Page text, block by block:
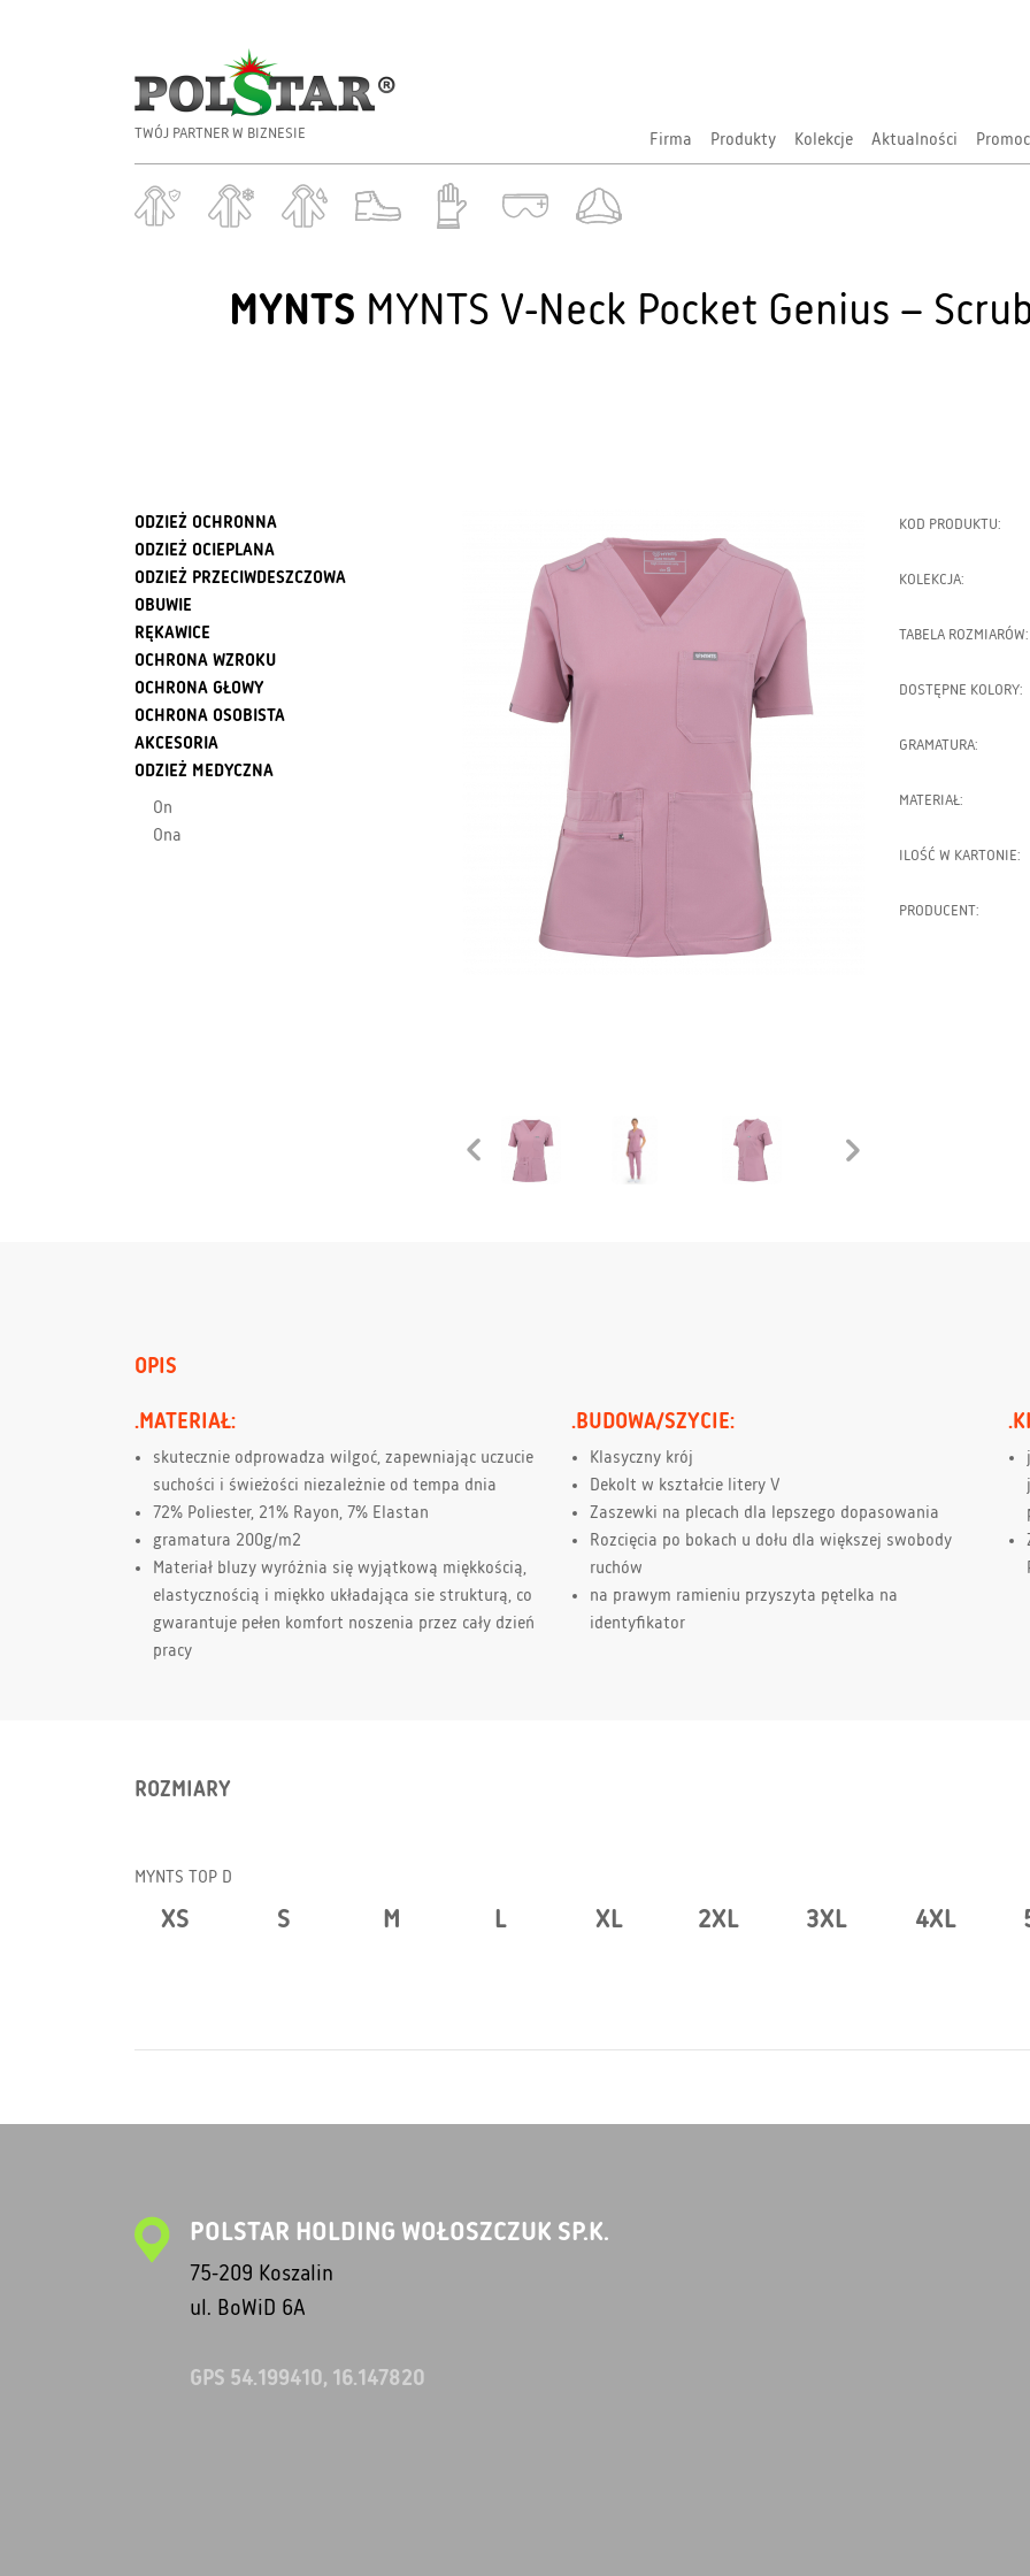
TWÓJ PARTNER W BIZNESIE Firma Produkty Kolekcje Aktualności
MYNTS MYNTS V-Neck Pocket Genius –
ODZIEŻ OCHRONNA
ODZIEŻ OCIEPLANA
ODZIEŻ PRZECIWDESZCZOWA
OBUWIE
RĘKAWICE
OCHRONA WZROKU
OCHRONA GŁOWY
OCHRONA OSOBISTA
AKCESORIA
ODZIEŻ MEDYCZNA
On
Ona
KOD PRODUKTU:
KOLEKCJA:
TABELA ROZMIARÓW:
DOSTĘPNE KOLORY:
GRAMATURA:
MATERIAŁ:
ILOŚĆ W KARTONIE:
PRODUCENT:
OPIS
.MATERIAŁ:
skutecznie odprowadza wilgoć, zapewniając uczucie
suchości i świeżości niezależnie od tempa dnia
72% Poliester, 21% Rayon, 7% Elastan
gramatura 200g/m2
Materiał bluzy wyróżnia się wyjątkową miękkością,
elastycznością i miękko układająca sie strukturą, co
gwarantuje pełen komfort noszenia przez cały dzień
pracy
.BUDOWA/SZYCIE:
Klasyczny krój
Dekolt w kształcie litery V
Zaszewki na plecach dla lepszego dopasowania
Rozcięcia po bokach u dołu dla większej swobody
ruchów
na prawym ramieniu przyszyta pętelka na
identyfikator
ROZMIARY
MYNTS TOP D
XS S M L XL 2XL 3XL 4XL
POLSTAR HOLDING WOŁOSZCZUK SP.K.
75-209 Koszalin
ul. BoWiD 6A
GPS 54.199410, 16.147820